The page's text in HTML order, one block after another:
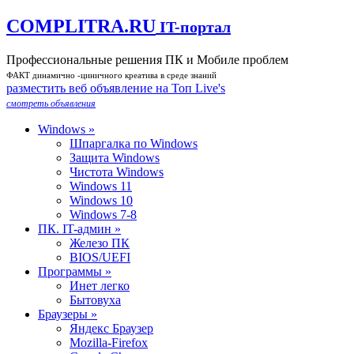
COMPLITRA.RU IT-портал
Профессиональные решения ПК и Мобиле проблем
ФАКТ динамично -циничного креатива в среде знаний
разместить веб объявление на Toп Live's
смотреть объявления
Windows »
Шпаргалка по Windows
Защита Windows
Чистота Windows
Windows 11
Windows 10
Windows 7-8
ПК. IT-админ »
Железо ПК
BIOS/UEFI
Программы »
Инет легко
Бытовуха
Браузеры »
Яндекс Браузер
Mozilla-Firefox